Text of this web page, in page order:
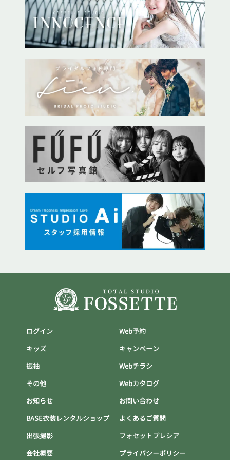
ログイン
キッズ
振袖
その他
お知らせ
BASE衣装レンタルショップ
出張撮影
会社概要
Web予約
キャンぺーン
Webチラシ
Webカタログ
お問い合わせ
よくあるご質問
フォセットプレシア
プライバシーポリシー